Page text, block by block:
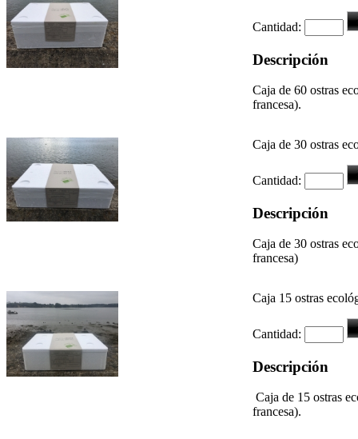
Cantidad:
Descripción
Caja de 60 ostras
francesa).
Caja de 30 ostras
Cantidad:
Descripción
Caja de 30 ostras
francesa)
Caja 15 ostras
Cantidad:
Descripción
Caja de 15 ostras
francesa).